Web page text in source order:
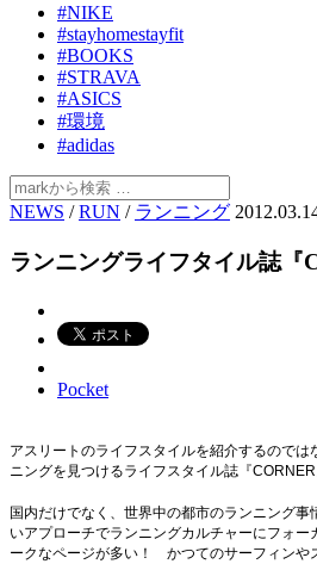
#NIKE
#stayhomestayfit
#BOOKS
#STRAVA
#ASICS
#環境
#adidas
NEWS /RUN / ランニング
ランニングライフタイル誌『
Pocket
アスリートのライフスタイルを紹介するので
ニングを見つけるライフスタイル誌『CORNER
国内だけでなく、世界中の都市のランニング
いアプローチでランニングカルチャーにフォ
ークなページが多い！ かつてのサーフィンや